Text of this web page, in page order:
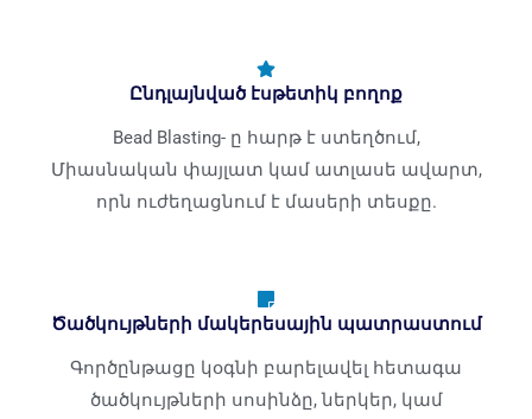
Ընդլայնված էսթետիկ բողոք
Bead Blasting- ը հարթ է ստեղծում,
Միասնական փայլատ կամ ատլասե ավարտ,
որն ուժեղացնում է մասերի տեսքը.
Ծածկույթների մակերեսային պատրաստում
Գործընթացը կօգնի բարելավել հետագա
ծածկույթների սոսինձը, ներկեր, կամ